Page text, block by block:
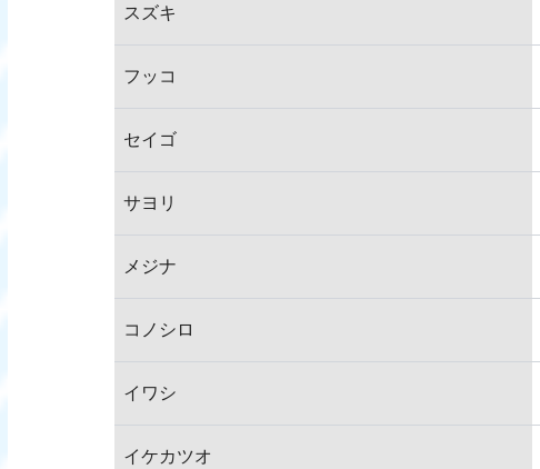
スズキ
フッコ
セイゴ
サヨリ
メジナ
コノシロ
イワシ
イケカツオ